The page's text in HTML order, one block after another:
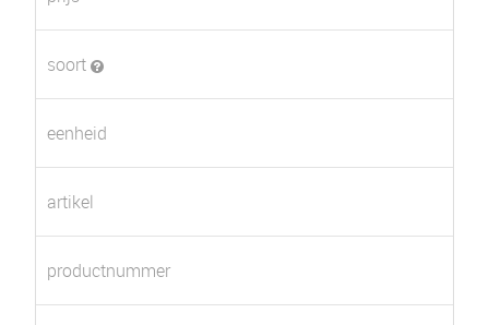
soort
eenheid
artikel
productnummer